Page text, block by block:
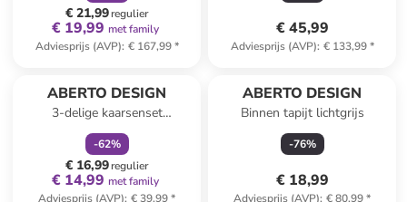
€ 21,99regulier
€ 19,99 met family
Adviesprijs (AVP): € 167,99*
€ 45,99
Adviesprijs (AVP): € 133,99*
ABERTO DESIGN
3-delige kaarsenset
crème/rood
-62%
€ 16,99regulier
€ 14,99 met family
Adviesprijs (AVP): € 39,99*
ABERTO DESIGN
Binnen tapijt lichtgrijs
-76%
€ 18,99
Adviesprijs (AVP): € 80,99*